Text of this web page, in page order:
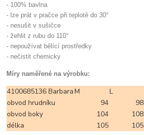
- 100% bavlna
- lze prát v pračce při teplotě do 30°
- nesušit v sušičce
- žehlit z rubu do 110°
- nepoužívat bělící prostředky
- nečistit chemicky
Míry naměřené na výrobku:
4100685136 BarbaraM L
obvod hrudníku
94 98
obvod boky
104 108
délka
105 105